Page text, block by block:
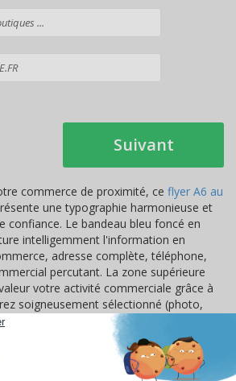
Suivant
commerce de proximité, ce flyer A6 au
une typographie harmonieuse et
confiance. Le bandeau bleu foncé en
intelligemment l'information en
adresse complète, téléphone,
percutant. La zone supérieure
votre activité commerciale grâce à
soigneusement sélectionné (photo,
épuré évite judicieusement la
en transmettant efficacement votre
Cette approche simple mais efficace
la crédibilité de vosflyersauprès de